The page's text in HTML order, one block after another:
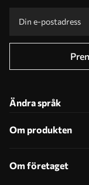
Ändra språk
Om produkten
Om företaget